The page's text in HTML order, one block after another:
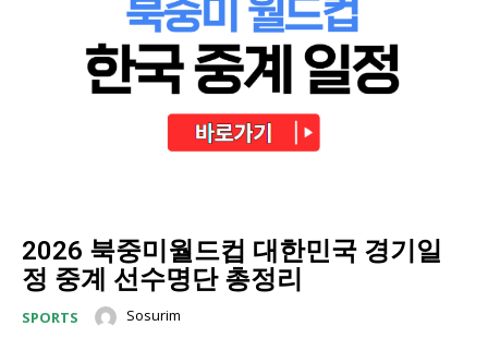
2026 북중미월드컵 대한민국 경기일
정 중계 선수명단 총정리
SPORTS Sosurim